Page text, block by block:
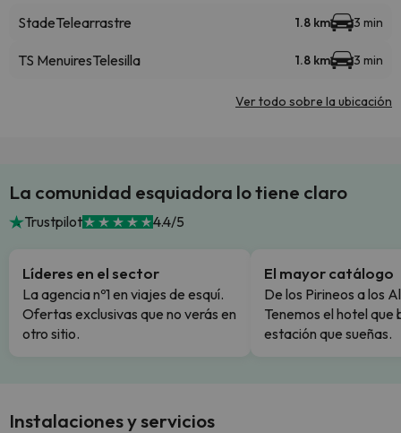
StadeTelearrastre 1.8 km 3 min
TS MenuiresTelesilla 1.8 km 3 min
Ver todo sobre la ubicación
La comunidad esquiadora lo tiene claro
Trustpilot 4.4/5
Líderes en el sector
La agencia nº1 en viajes de esquí.
Ofertas exclusivas que no verás en
otro sitio.
El mayor catálogo
De los Pirineos a los
Tenemos el hotel que
estación que sueñas.
Instalaciones y servicios